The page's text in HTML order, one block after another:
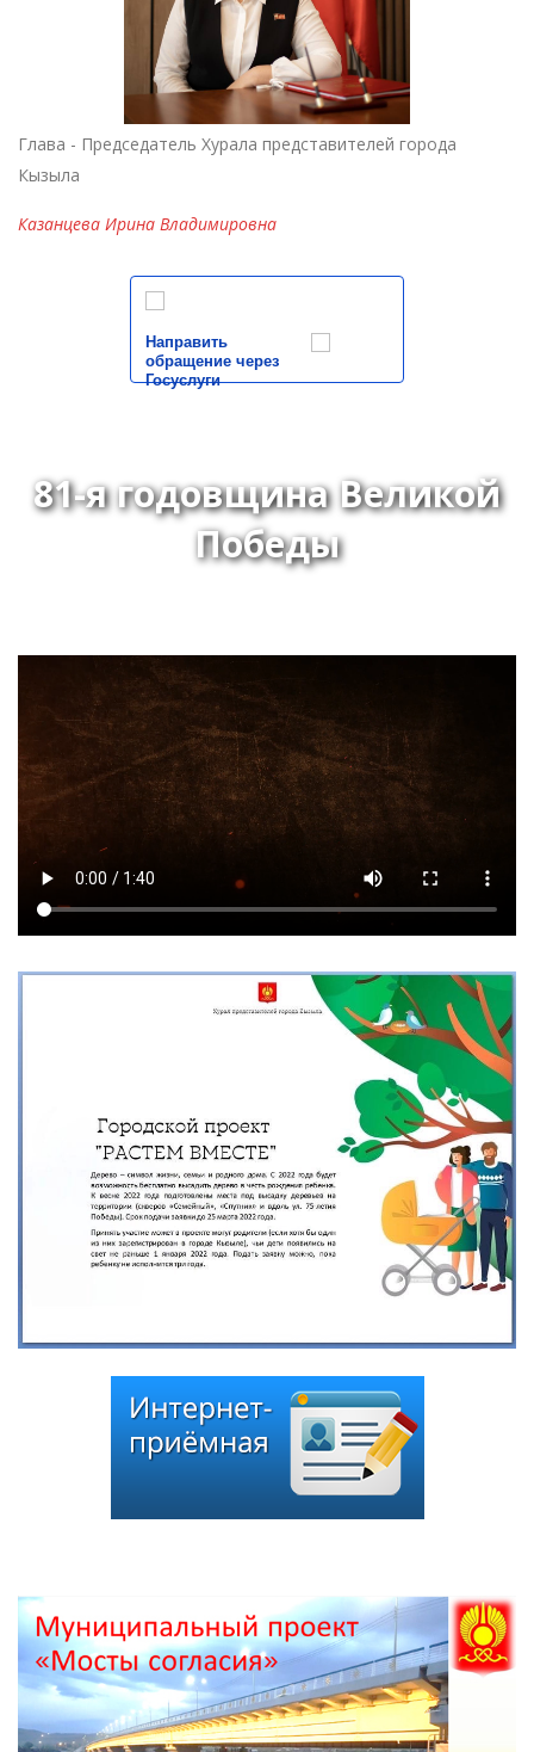
Глава - Председатель Хурала представителей города
Кызыла
Казанцева Ирина Владимировна
Направить
обращение через
Госуслуги
81-я годовщина Великой
Победы